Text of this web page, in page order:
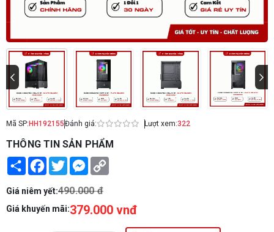
Mã SP: HH192155Đánh giá: Lượt xem:322
THÔNG TIN SẢN PHẨM
Share Facebook
TwitterMessenger
Giá niêm yết:490.000 đ
Giá khuyến mãi:379.000 vnđ